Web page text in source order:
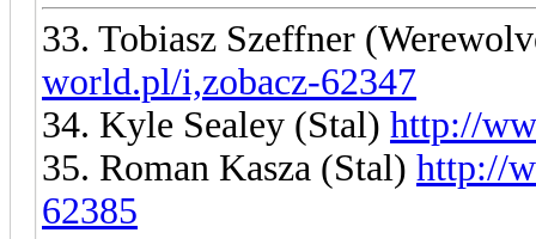
33. Tobiasz Szeffner
world.pl/i,zobacz-62347
34. Kyle Sealey (Stal) http://
35. Roman Kasza (Stal) http://
62385